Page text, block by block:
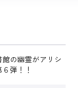
の幽霊がアリシ
弾！！